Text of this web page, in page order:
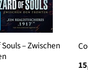
– Zwischen